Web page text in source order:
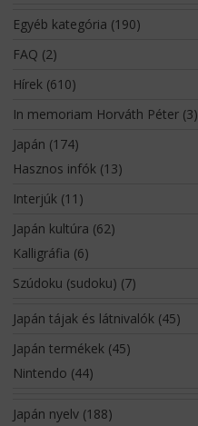
Egyéb kategória (190)
FAQ (2)
Hírek(610)
In memoriam Horváth Péter(3)
Japán (174)
Hasznos infók(13)
Interjúk(11)
Japán kultúra (62)
Kalligráfia (6)
Szúdoku (sudoku) (7)
Japán tájak és látnivalók(45)
Japán termékek(45)
Nintendo (44)
Japán nyelv(188)